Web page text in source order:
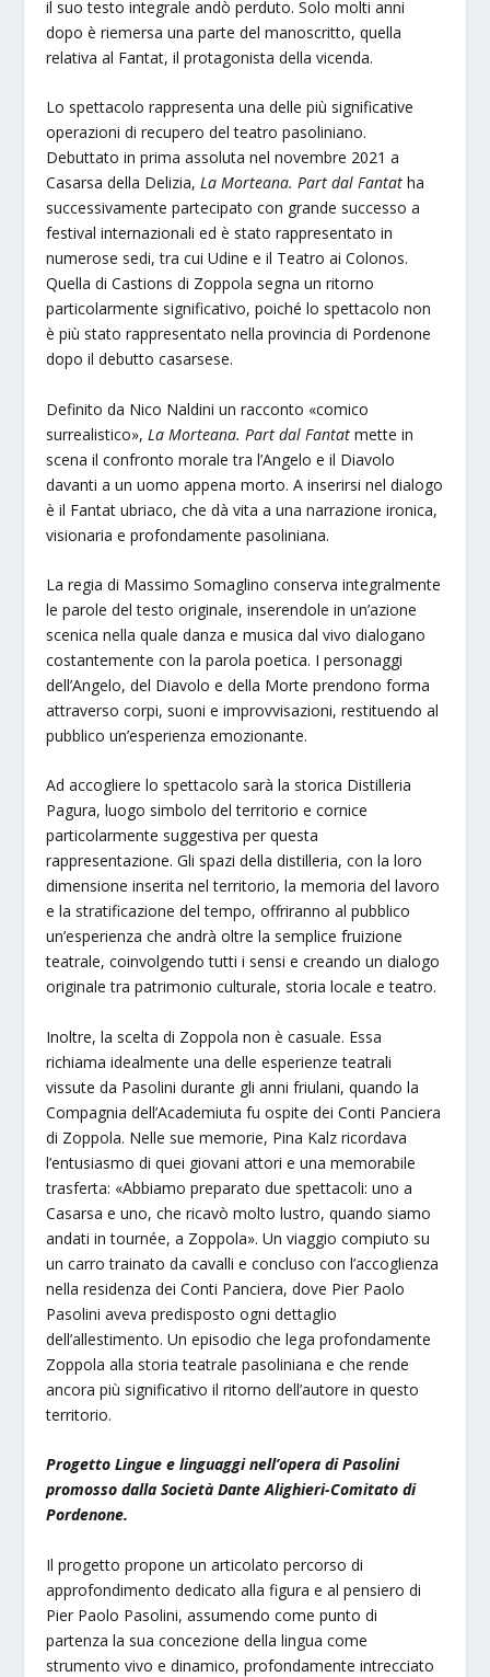
il suo testo integrale andò perduto. Solo molti anni
dopo è riemersa una parte del manoscritto, quella
relativa al Fantat, il protagonista della vicenda.
Lo spettacolo rappresenta una delle più significative
operazioni di recupero del teatro pasoliniano.
Debuttato in prima assoluta nel novembre 2021 a
Casarsa della Delizia,La Morteana. Part dal Fantat ha
successivamente partecipato con grande successo a
festival internazionali ed è stato rappresentato in
numerose sedi, tra cui Udine e il Teatro ai Colonos.
Quella di Castions di Zoppola segna un ritorno
particolarmente significativo, poiché lo spettacolo non
è più stato rappresentato nella provincia di Pordenone
dopo il debutto casarsese.
Definito da Nico Naldini un racconto «comico
surrealistico», La Morteana. Part dal Fantat mette in
scena il confronto morale tra l’Angelo e il Diavolo
davanti a un uomo appena morto. A inserirsi nel dialogo
è il Fantat ubriaco, che dà vita a una narrazione ironica,
visionaria e profondamente pasoliniana.
La regia di Massimo Somaglino conserva integralmente
le parole del testo originale, inserendole in un’azione
scenica nella quale danza e musica dal vivo dialogano
costantemente con la parola poetica. I personaggi
dell’Angelo, del Diavolo e della Morte prendono forma
attraverso corpi, suoni e improvvisazioni, restituendo al
pubblico un’esperienza emozionante.
Ad accogliere lo spettacolo sarà la storica Distilleria
Pagura, luogo simbolo del territorio e cornice
particolarmente suggestiva per questa
rappresentazione. Gli spazi della distilleria, con la loro
dimensione inserita nel territorio, la memoria del lavoro
e la stratificazione del tempo, offriranno al pubblico
un’esperienza che andrà oltre la semplice fruizione
teatrale, coinvolgendo tutti i sensi e creando un dialogo
originale tra patrimonio culturale, storia locale e teatro.
Inoltre, la scelta di Zoppola non è casuale. Essa
richiama idealmente una delle esperienze teatrali
vissute da Pasolini durante gli anni friulani, quando la
Compagnia dell’Academiuta fu ospite dei Conti Panciera
di Zoppola. Nelle sue memorie, Pina Kalz ricordava
l’entusiasmo di quei giovani attori e una memorabile
trasferta: «Abbiamo preparato due spettacoli: uno a
Casarsa e uno, che ricavò molto lustro, quando siamo
andati in tournée, a Zoppola». Un viaggio compiuto su
un carro trainato da cavalli e concluso con l’accoglienza
nella residenza dei Conti Panciera, dove Pier Paolo
Pasolini aveva predisposto ogni dettaglio
dell’allestimento. Un episodio che lega profondamente
Zoppola alla storia teatrale pasoliniana e che rende
ancora più significativo il ritorno dell’autore in questo
territorio.
Progetto Lingue e linguaggi nell’opera di Pasolini
promosso dalla Società Dante Alighieri-Comitato di
Pordenone.
Il progetto propone un articolato percorso di
approfondimento dedicato alla figura e al pensiero di
Pier Paolo Pasolini, assumendo come punto di
partenza la sua concezione della lingua come
strumento vivo e dinamico, profondamente intrecciato